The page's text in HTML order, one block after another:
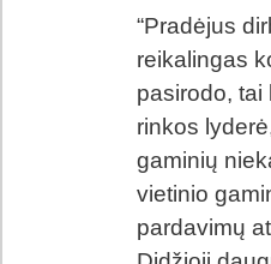
“Pradėjus
reikalingas
pasirodo, tai
rinkos
gaminių
vietinio
pardavimų